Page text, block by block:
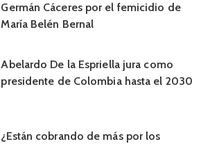
Germán Cáceres por el femicidio de
María Belén Bernal
Abelardo De la Espriella jura como
presidente de Colombia hasta el 2030
¿Están cobrando de más por los